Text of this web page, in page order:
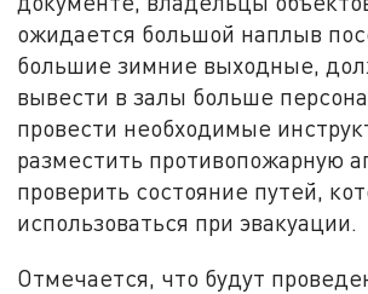
ожидается большой наплыв
большие зимние выходные,
вывести в залы больше
провести необходимые
разместить противопожарную
проверить состояние путей,
использоваться при эвакуации.
Отмечается, что будут